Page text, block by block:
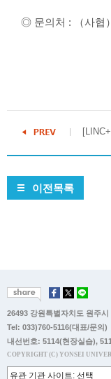
◎ 문의처 : （사협
이전목록
26493 강원특별자치도 원주
Tel: 033)760-5116(대표/문
내선번호: 5114(현장실습),
COPYRIGHT (C) YONSEI